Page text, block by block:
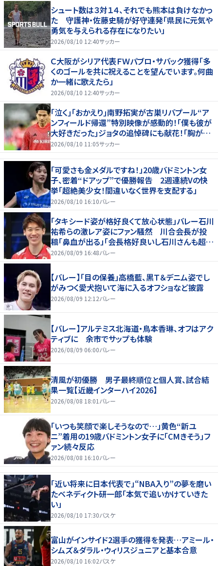
シュート数は３対１４、それでも熊本は負けなかっ
た 守護神・佐藤史騎が好守連発「県民に元気や
勇気を与えられる存在になりたい」
2026/08/10 12:40サッカー
Ｃ大阪がシリア代表ＦＷパブロ・サバック獲得「多
くのゴールを共に祝えることを望んでいます。何曲
か一緒に歌えたら」
2026/08/10 12:40サッカー
｢泣く｣｢おかえり｣南野拓実が古巣リバプール“ア
ンフィールド帰還”特別映像が感動的！｢僕も彼が
大好きだった｣ジョタの追悼碑にも献花！｢胸が熱
くなります…｣
2026/08/10 11:05サッカー
「可愛さも金メダルですね！」20歳バドミントン女
子、密着“ドアップ”で優勝報告 2週連続Vの快
挙「超絶美少女！間違いなく世界を支配する」
2026/08/10 16:10バレー
「タキシード姿が格好良くて放心状態」バレー石川
祐希らの激レア姿にファン騒然 川合会長が投
稿「鼻血が出る」「会長格好良いし石川さんも超格
好いい」
2026/08/09 16:48バレー
【バレー】「目の保養」高橋藍、黒Ｔ＆デニム姿でし
がみつく愛犬抱いて海に入るオフショなど披露
2026/08/09 12:12バレー
【バレー】アルテミス北海道・鳥本香琳、オフはアク
ティブに 余市でサップも体験
2026/08/09 06:00バレー
清風が初優勝 男子最終順位と個人賞、試合結
果一覧【近畿インターハイ2026】
2026/08/08 18:01 バレー
「いつも笑顔で楽しそうなので…」黄色“新ユ
ニ”着用の19歳バドミントン女子に「CMきそう」フ
ァン続々反応
2026/08/08 16:10バレー
「近い将来に日本代表で」“NBA入り”の夢を磨い
たベネディクト研一郎「本気で追いかけていきた
い」
2026/08/10 17:30バスケ
富山がインサイド2選手の獲得を発表…アミール・
シムズ＆ダラル・ウィリスジュニアと基本合意
2026/08/10 16:02バスケ